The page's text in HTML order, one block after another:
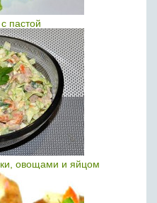
пастой
овощами и яйцом